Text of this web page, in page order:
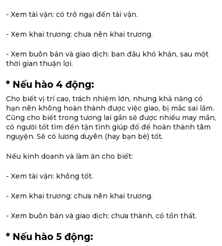
- Xem tài vận: có trở ngại đến tài vận.
- Xem khai trương: chưa nên khai trương.
- Xem buôn bán và giao dịch: ban đầu khó khăn, sau một
thời gian thuận lợi.
* Nếu hào 4 động:
Cho biết vị trí cao, trách nhiệm lớn, nhưng khả năng có
hạn nên không hoàn thành được việc giao, bị mắc sai lầm.
Cũng cho biết trong tương lai gần sẽ được nhiều may mắn,
có người tốt tìm đến tận tình giúp đố để hoàn thành tâm
nguyện. Sẽ có lương duyên (hay bạn bè) tốt.
Nếu kinh doanh và làm ăn cho biết:
- Xem tài vận: không tốt.
- Xem khai trương: chưa nên khai trương.
- Xem buôn bán và giao dịch: chưa thành, có tổn thất.
* Nếu hào 5 động: